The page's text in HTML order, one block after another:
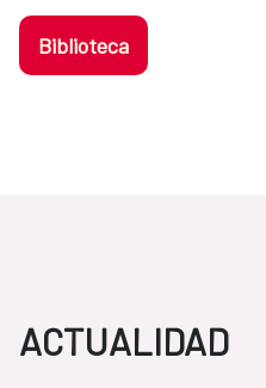
Biblioteca
ACTUALIDAD